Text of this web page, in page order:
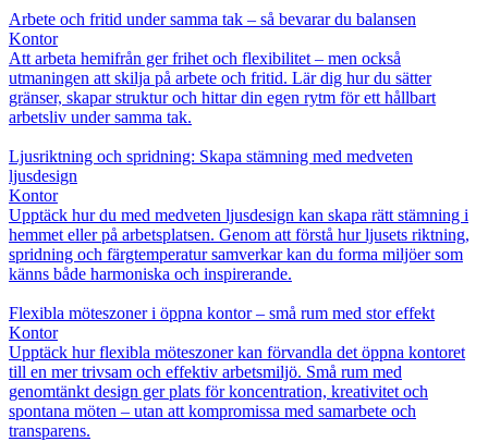
Arbete och fritid under samma tak – så bevarar du balansen
Kontor
Att arbeta hemifrån ger frihet och flexibilitet – men också
utmaningen att skilja på arbete och fritid. Lär dig hur du sätter
gränser, skapar struktur och hittar din egen rytm för ett hållbart
arbetsliv under samma tak.
Ljusriktning och spridning: Skapa stämning med medveten
ljusdesign
Kontor
Upptäck hur du med medveten ljusdesign kan skapa rätt stämning i
hemmet eller på arbetsplatsen. Genom att förstå hur ljusets riktning,
spridning och färgtemperatur samverkar kan du forma miljöer som
känns både harmoniska och inspirerande.
Flexibla möteszoner i öppna kontor – små rum med stor effekt
Kontor
Upptäck hur flexibla möteszoner kan förvandla det öppna kontoret
till en mer trivsam och effektiv arbetsmiljö. Små rum med
genomtänkt design ger plats för koncentration, kreativitet och
spontana möten – utan att kompromissa med samarbete och
transparens.